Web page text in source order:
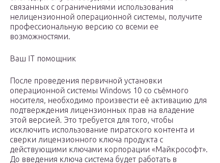
связанных с ограничениями использования
нелицензионной операционной системы, получите
профессиональную версию со всеми ее
возможностями.
Ваш IT помощник
После проведения первичной установки
операционной системы Windows 10 со съёмного
носителя, необходимо произвести её активацию для
подтверждения лицензионных прав на владение
этой версией. Это требуется для того, чтобы
исключить использование пиратского контента и
сверки лицензионного ключа продукта с
действующими ключами корпорации «Майкрософт».
До введения ключа система будет работать в